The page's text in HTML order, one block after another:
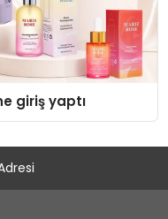
giriş yaptı